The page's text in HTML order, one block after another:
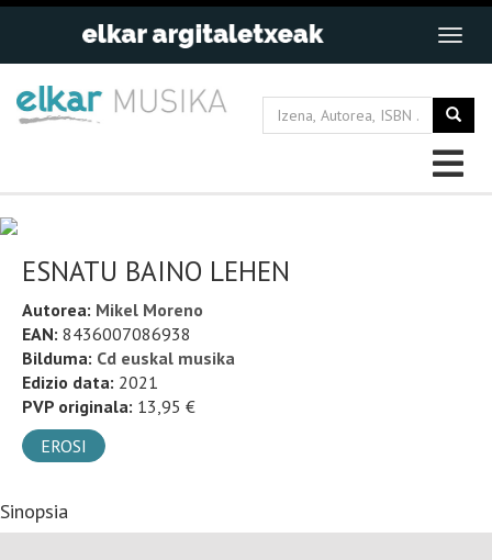
ESNATU BAINO LEHEN
Autorea: Mikel Moreno
EAN: 8436007086938
Bilduma: Cd euskal musika
Edizio data: 2021
PVP originala: 13,95 €
EROSI
Sinopsia